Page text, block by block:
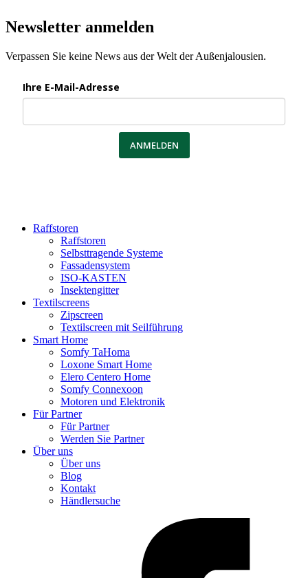
Newsletter anmelden
Verpassen Sie keine News aus der Welt der Außenjalousien.
Ihre E-Mail-Adresse
ANMELDEN
Raffstoren
Raffstoren
Selbsttragende Systeme
Fassadensystem
ISO-KASTEN
Insektengitter
Textilscreens
Zipscreen
Textilscreen mit Seilführung
Smart Home
Somfy TaHoma
Loxone Smart Home
Elero Centero Home
Somfy Connexoon
Motoren und Elektronik
Für Partner
Für Partner
Werden Sie Partner
Über uns
Über uns
Blog
Kontakt
Händlersuche